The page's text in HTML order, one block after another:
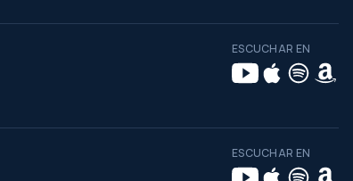
ESCUCHAR EN
ESCUCHAR EN